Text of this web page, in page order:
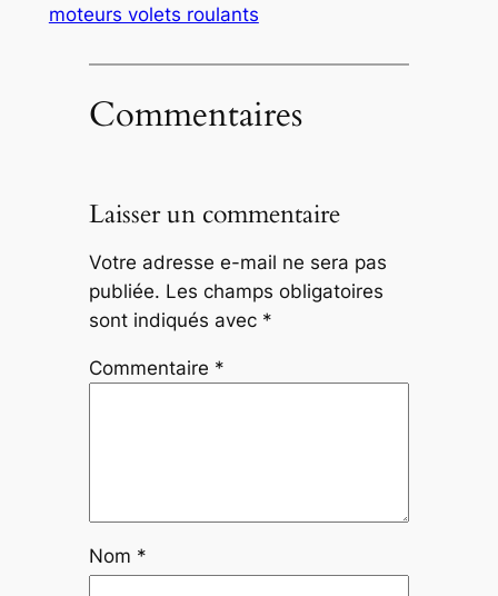
moteurs volets roulants
Commentaires
Laisser un commentaire
Votre adresse e-mail ne sera pas
publiée. Les champs obligatoires
sont indiqués avec *
Commentaire *
Nom *